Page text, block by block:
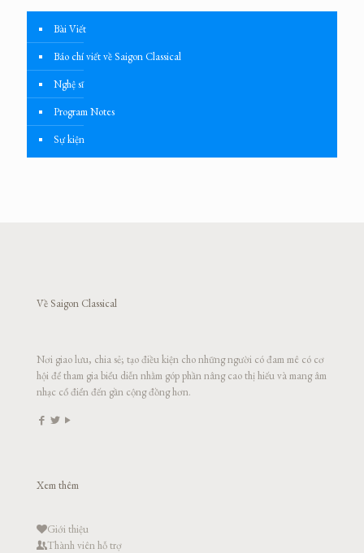
Bài Viết
Báo chí viết về Saigon Classical
Nghệ sĩ
Program Notes
Sự kiện
Về Saigon Classical
Nơi giao lưu, chia sẻ; tạo điều kiện cho những người có đam mê có cơ
hội để tham gia biểu diễn nhằm góp phần nâng cao thị hiếu và mang âm
nhạc cổ điển đến gần cộng đồng hơn.
Xem thêm
Giới thiệu
Thành viên hỗ trợ